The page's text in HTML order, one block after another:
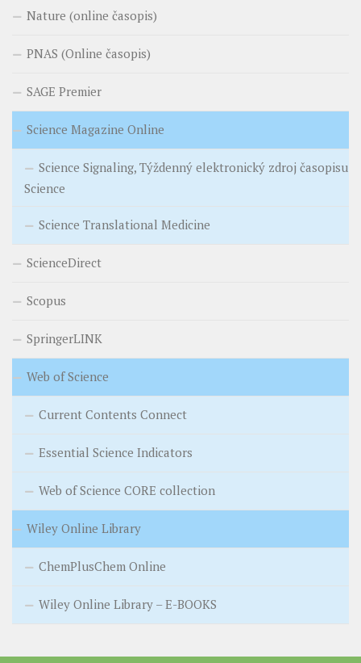
Nature (online časopis)
PNAS (Online časopis)
SAGE Premier
Science Magazine Online
Science Signaling, Týždenný elektronický zdroj časopisu
Science
Science Translational Medicine
ScienceDirect
Scopus
SpringerLINK
Web of Science
Current Contents Connect
Essential Science Indicators
Web of Science CORE collection
Wiley Online Library
ChemPlusChem Online
Wiley Online Library – E-BOOKS